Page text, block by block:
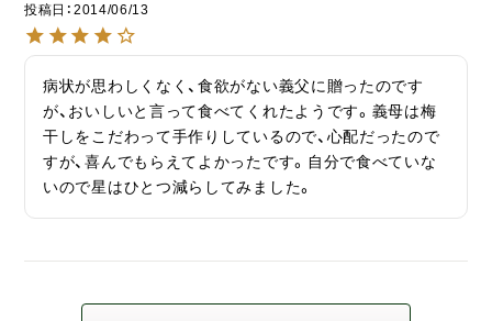
投稿日
2014/06/13
病状が思わしくなく、食欲がない義父に贈ったのです
が、おいしいと言って食べてくれたようです。義母は梅
干しをこだわって手作りしているので、心配だったので
すが、喜んでもらえてよかったです。自分で食べていな
いので星はひとつ減らしてみました。